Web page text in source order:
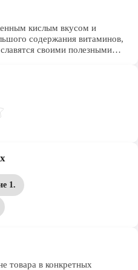
кислым вкусом и
содержания витаминов,
своими полезными
джемы.
1.
товара в конкретных